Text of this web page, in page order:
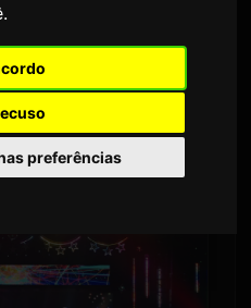
.
preferências
Mirai' de Hatsune Miku
japonesas em